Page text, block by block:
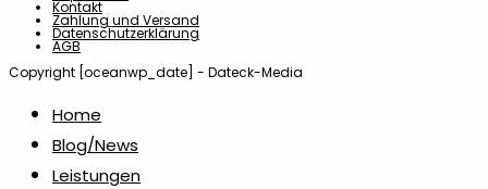
Kontakt
Zahlung und Versand
Datenschutzerklärung
AGB
Copyright [oceanwp_date] - Dateck-Media
Home
Blog/News
Leistungen